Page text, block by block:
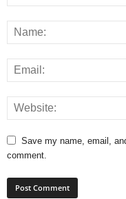
Save my name, email,
comment.